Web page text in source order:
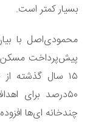
بسیار کمتر است.
محمودی‌اصل با
پیش‌پرداخت مسکن
۵۰‌درصد برای
چندخانه ای‌ها